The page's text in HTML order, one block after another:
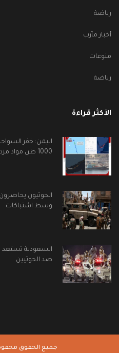
رياضة
أخبار مأرب
منوعات
رياضة
الأكثر قراءة
اليمن: خفر
1000 طن مواد مزدوجة الاستخدام قبالة لحج
الحوثيون
وسط اشتباكات
السعودية تستعد
ضد الحوثيين
جميع الحقوق محفوظة ©